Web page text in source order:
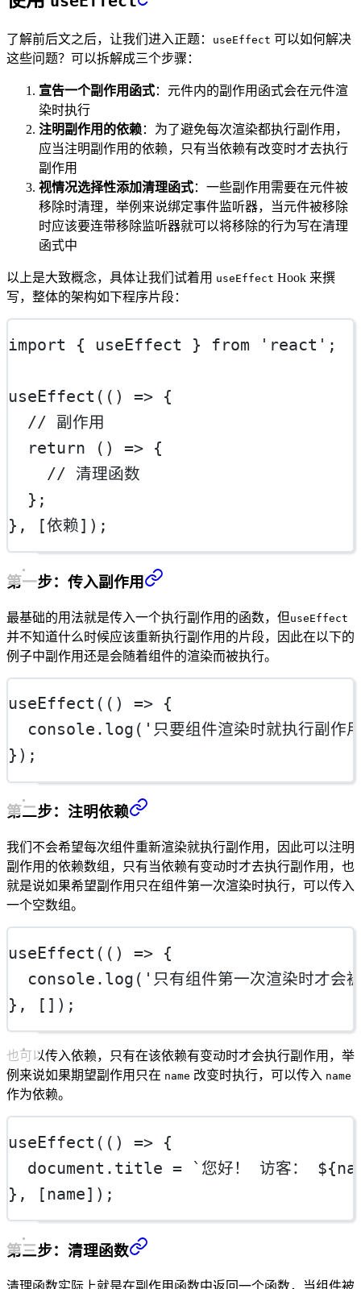
了解前后文之后，让我们进入正题： useEffect 可以如何解决
这些问题？可以拆解成三个步骤：
宣告一个副作用函式：元件内的副作用函式会在元件渲
染时执行
注明副作用的依赖：为了避免每次渲染都执行副作用，
应当注明副作用的依赖，只有当依赖有改变时才去执行
副作用
视情况选择性添加清理函式：一些副作用需要在元件被
移除时清理，举例来说绑定事件监听器，当元件被移除
时应该要连带移除监听器就可以将移除的行为写在清理
函式中
以上是大致概念，具体让我们试着用 useEffect Hook 来撰
写，整体的架构如下程序片段：
import { useEffect } from 'react' ;
useEffect (() => {
// 副作用
return () => {
// 清理函数
  };
}, [依赖]);
第一步：传入副作用
最基础的用法就是传入一个执行副作用的函数，但useEffect
并不知道什么时候应该重新执行副作用的片段，因此在以下的
例子中副作用还是会随着组件的渲染而被执行。
useEffect (() => {
  console.
log ( '只要组件渲染时就执行副作
});
第二步：注明依赖
我们不会希望每次组件重新渲染就执行副作用，因此可以注明
副作用的依赖数组，只有当依赖有变动时才去执行副作用，也
就是说如果希望副作用只在组件第一次渲染时执行，可以传入
一个空数组。
useEffect (() => {
  console.
log ( '只有组件第一次渲染时才会
}, []);
也可以传入依赖，只有在该依赖有变动时才会执行副作用，举
例来说如果期望副作用只在 name 改变时执行，可以传入 name
作为依赖。
useEffect (() => {
  document.title
= `您好！ 访客： ${
}, [name]);
第三步：清理函数
清理函数实际上就是在副作用函数中返回一个函数，当组件被